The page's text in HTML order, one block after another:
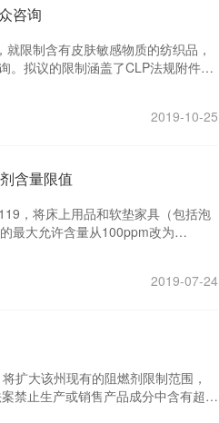
咨询
限制含有皮肤敏感物质的纺织品，
。拟议的限制涵盖了CLP法规附件VI
2019-10-25
含量限值
，将床上用品和软垫家具（包括泡
最大允许含量从100ppm改为
2019-07-24
扩大该州现有的阻燃剂限制范围，
禁止生产或销售产品成分中含有超过